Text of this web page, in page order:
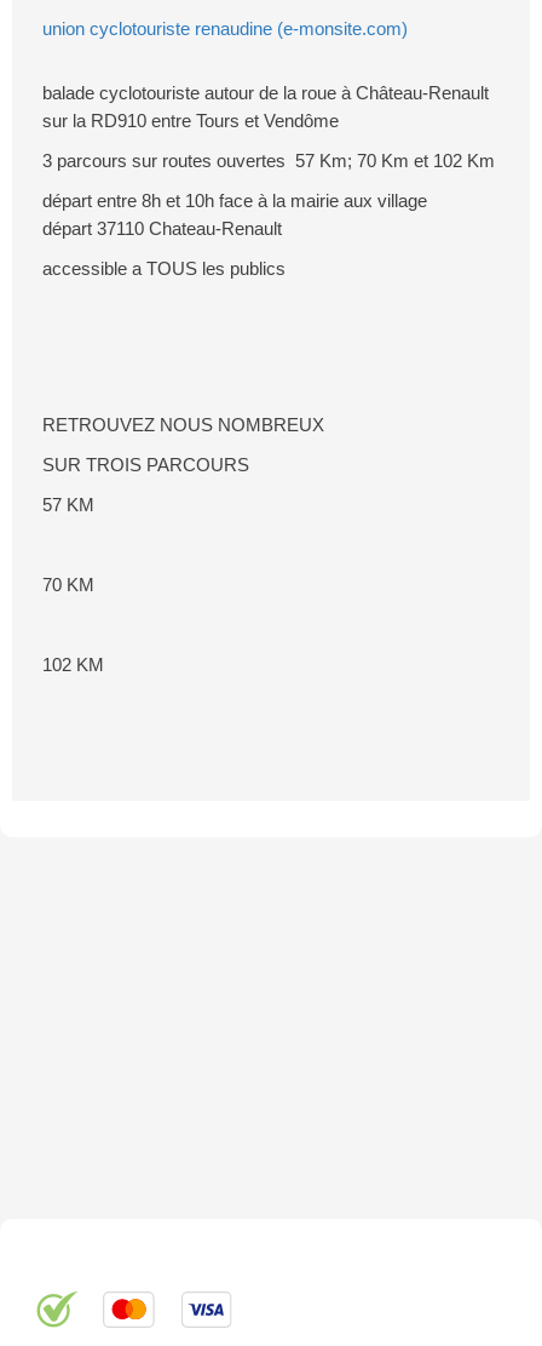
union cyclotouriste renaudine (e-monsite.com)
balade cyclotouriste autour de la roue à Château-Renault
sur la RD910 entre Tours et Vendôme
3 parcours sur routes ouvertes 57 Km; 70 Km et 102 Km
départ entre 8h et 10h face à la mairie aux village
départ 37110 Chateau-Renault
accessible a TOUS les publics
RETROUVEZ NOUS NOMBREUX
SUR TROIS PARCOURS
57 KM
70 KM
102 KM